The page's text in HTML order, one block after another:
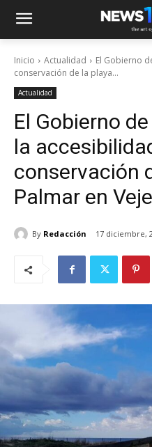
Inicio Actualidad
El Gobierno
conservación de la playa...
Actualidad
El Gobierno
la
conservación
Palmar en
By Redacción 17 diciembre,